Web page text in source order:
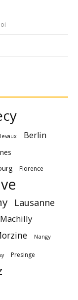
Berlin
Florence
Lausanne
Machilly
Nangy
Presinge